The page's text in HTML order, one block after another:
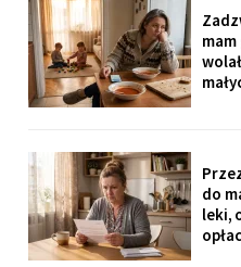
ja co
im
do
leki,